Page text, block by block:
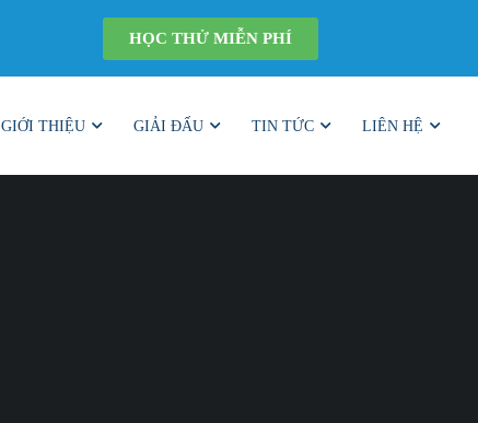
HỌC THỬ MIỄN PHÍ
GIỚI THIỆU GIẢI ĐẤU TIN TỨC LIÊN HỆ